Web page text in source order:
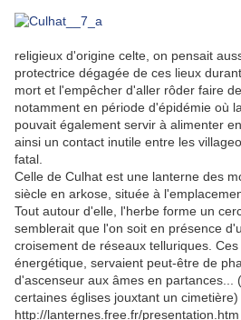
religieux d'origine celte, on pensait
protectrice dégagée de ces lieux
mort et l'empêcher d'aller rôder faire
notamment en période d'épidémie où
pouvait également servir à alimenter
ainsi un contact inutile entre les
fatal.
Celle de Culhat est une lanterne des
siècle en arkose, située à
Tout autour d'elle, l'herbe forme un
semblerait que l'on soit en présence
croisement de réseaux telluriques.
énergétique, servaient peut-être de
d'ascenseur aux âmes en partances...
certaines églises jouxtant un cimetière)
http://lanternes.free.fr/presentation.htm